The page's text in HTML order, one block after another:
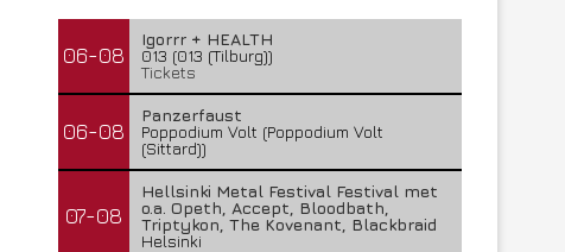
06-08
Igorrr + HEALTH
013 (013 (Tilburg))
Tickets
06-08
Panzerfaust
Poppodium Volt (Poppodium Volt
(Sittard))
07-08
Hellsinki Metal Festival Festival met
o.a. Opeth, Accept, Bloodbath,
Triptykon, The Kovenant, Blackbraid
Helsinki